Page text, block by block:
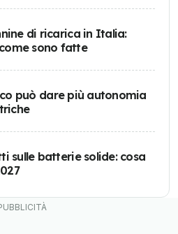
di ricarica in Italia:
sono fatte
può dare più autonomia
sulle batterie solide: cosa